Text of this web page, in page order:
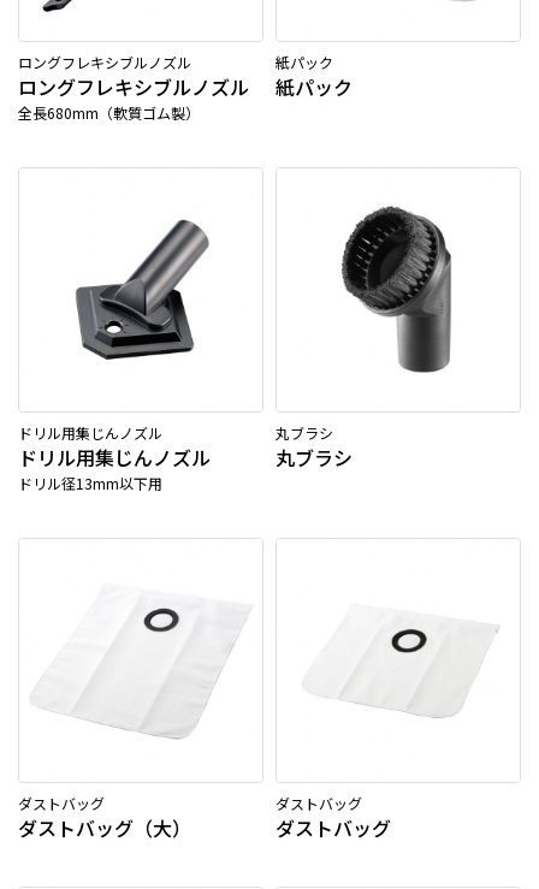
ロングフレキシブルノズル
ロングフレキシブルノズル
全長680mm（軟質ゴム製）
紙パック
紙パック
ドリル用集じんノズル
ドリル用集じんノズル
ドリル径13mm以下用
丸ブラシ
丸ブラシ
ダストバッグ
ダストバッグ（大）
ダストバッグ
ダストバッグ